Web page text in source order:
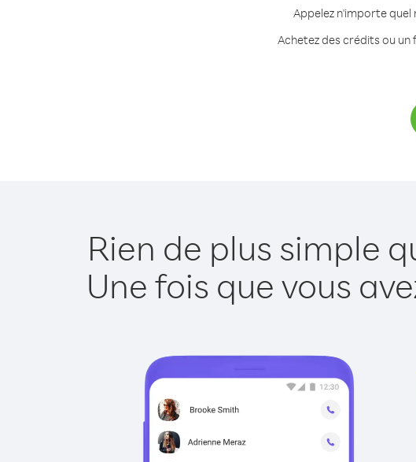
Appelez n'importe quel
Achetez des crédits ou
Rien de plus simple
Une fois que vous